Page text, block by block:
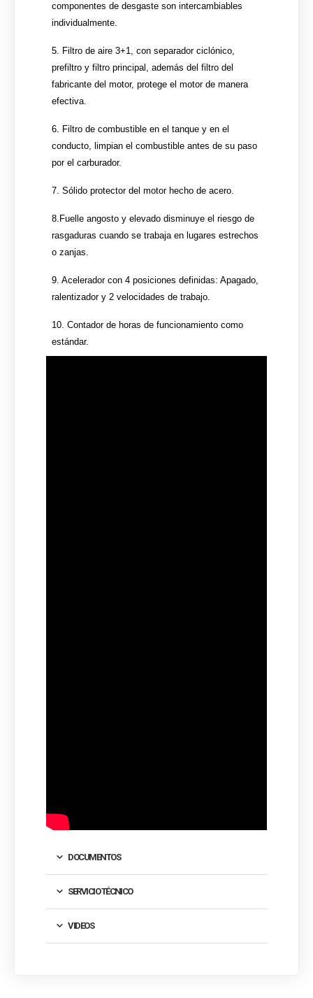
componentes de desgaste son intercambiables
individualmente.
5. Filtro de aire 3+1, con separador ciclónico,
prefiltro y filtro principal, además del filtro del
fabricante del motor, protege el motor de manera
efectiva.
6. Filtro de combustible en el tanque y en el
conducto, limpian el combustible antes de su paso
por el carburador.
7. Sólido protector del motor hecho de acero.
8.Fuelle angosto y elevado disminuye el riesgo de
rasgaduras cuando se trabaja en lugares estrechos
o zanjas.
9. Acelerador con 4 posiciones definidas: Apagado,
ralentizador y 2 velocidades de trabajo.
10. Contador de horas de funcionamiento como
estándar.
DOCUMENTOS
SERVICIO TÉCNICO
VIDEOS